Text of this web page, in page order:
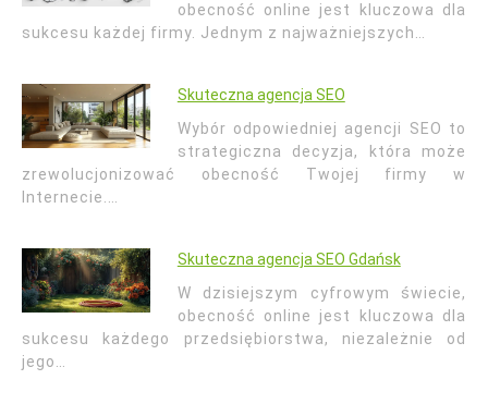
obecność online jest kluczowa dla
sukcesu każdej firmy. Jednym z najważniejszych…
Skuteczna agencja SEO
Wybór odpowiedniej agencji SEO to
strategiczna decyzja, która może
zrewolucjonizować obecność Twojej firmy w
Internecie.…
Skuteczna agencja SEO Gdańsk
W dzisiejszym cyfrowym świecie,
obecność online jest kluczowa dla
sukcesu każdego przedsiębiorstwa, niezależnie od
jego…